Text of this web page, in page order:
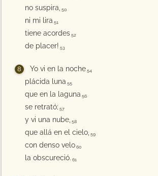
no suspira, 50
ni mi lira 51
tiene acordes 52
de placer! 53
Yo vi en la noche 54
plácida luna 55
que en la laguna 56
se retrató; 57
y vi una nube, 58
que allá en el cielo, 59
con denso velo 60
la obscureció. 61